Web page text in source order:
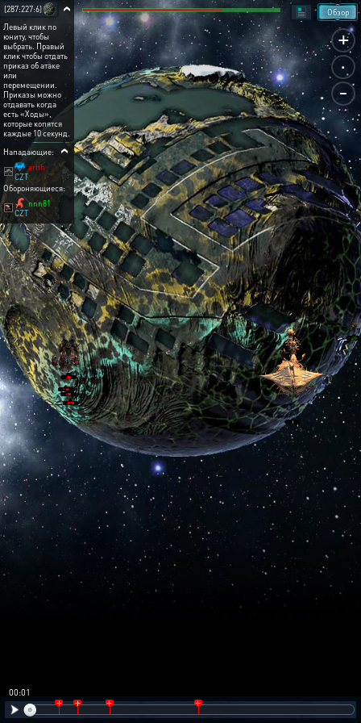
+
.
-
Обзор
[287:227:6]
Левый клик по
юниту, чтобы
выбрать. Правый
клик чтобы отдать
приказ об атаке
или
перемещении.
Приказы можно
отдавать когда
есть «Ходы»,
которые копятся
каждые 10 секунд.
Нападающие:
arlih
CZT
Обороняющиеся:
nnn81
CZT
00:02